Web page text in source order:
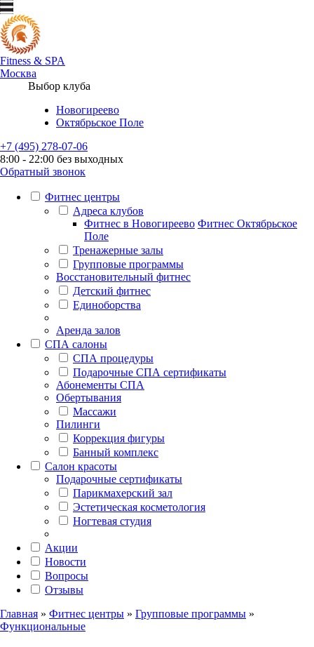
Fitness & SPA
Москва
Выбор клуба
Новогиреево
Октябрьское Поле
+7 (495) 278-07-06
8:00 - 22:00 без выходных
Обратный звонок
Фитнес центры
Адреса клубов
Фитнес в Новогиреево Фитнес Октябрьское
Поле
Тренажерные залы
Групповые программы
Восстановительный фитнес
Детский фитнес
Единоборства
Аренда залов
СПА салоны
СПА процедуры
Подарочные СПА сертификаты
Абонементы СПА
Обертывания
Массажи
Пилинги
Коррекция фигуры
Банный комплекс
Салон красоты
Подарочные сертификаты
Парикмахерский зал
Эстетическая косметология
Ногтевая студия
Акции
Новости
Вопросы
Отзывы
Главная » Фитнес центры » Групповые программы »
Функциональные